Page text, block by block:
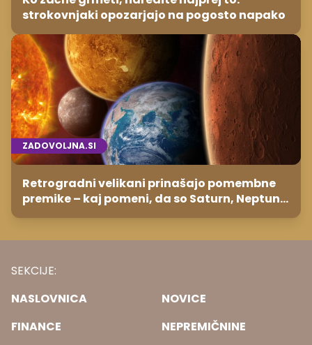
strokovnjaki opozarjajo na pogosto napako
ZADOVOLJNA.SI
Retrogradni velikani prinašajo pomembne
premike – kaj pomeni, da so Saturn, Neptun
in Pluton hkrati retrogradni?
SEKCIJE:
NASLOVNICA
NOVICE
FINANCE
NEPREMIČNINE